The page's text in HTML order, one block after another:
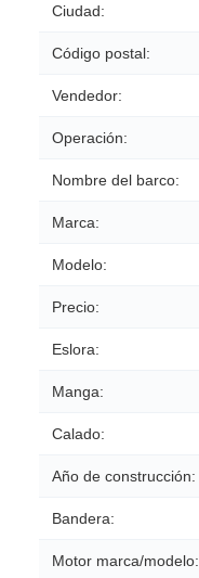
Ciudad:
Código postal:
Vendedor:
Operación:
Nombre del barco:
Marca:
Modelo:
Precio:
Eslora:
Manga:
Calado:
Año de construcción:
Bandera:
Motor marca/modelo: